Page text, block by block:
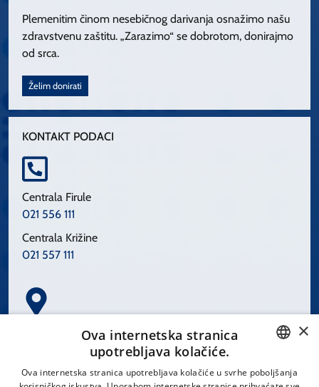
Plemenitim činom nesebičnog darivanja osnažimo našu
zdravstvenu zaštitu. „Zarazimo“ se dobrotom, donirajmo
od srca.
Želim donirati
KONTAKT PODACI
Centrala Firule
021 556 111
Centrala Križine
021 557 111
Spinčićeva 1, 21000 Split
CROATIAN
×
Ova internetska stranica
upotrebljava kolačiće.
Ova internetska stranica upotrebljava kolačiće u svrhe poboljšanja